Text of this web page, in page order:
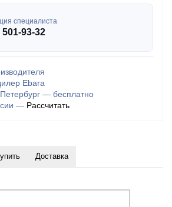
специалиста
501-93-32
Ebara
— бесплатно
— Рассчитать
Доставка